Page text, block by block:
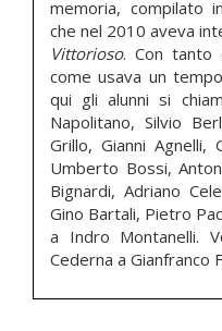
memoria, compilato
che nel 2010 aveva
Vittorioso. Con tanto
come usava un
qui gli alunni si
Napolitano, Silvio
Grillo, Gianni Agnelli,
Umberto Bossi,
Bignardi, Adriano
Gino Bartali, Pietro
a Indro Montanelli.
Cederna a Gianfranco